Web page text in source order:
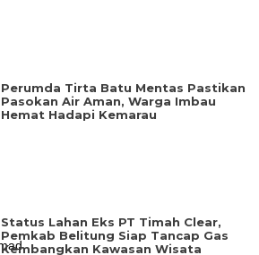
Perumda Tirta Batu Mentas Pastikan
Pasokan Air Aman, Warga Imbau
Hemat Hadapi Kemarau
Status Lahan Eks PT Timah Clear,
Pemkab Belitung Siap Tancap Gas
Kembangkan Kawasan Wisata